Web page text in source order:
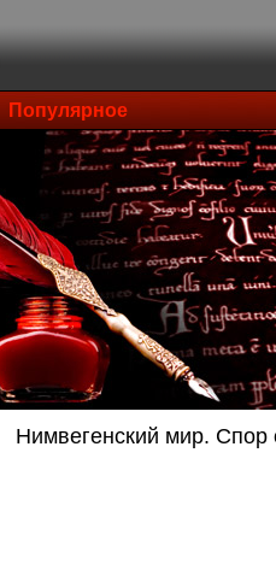
Популярное
Нимвегенский мир. Спор